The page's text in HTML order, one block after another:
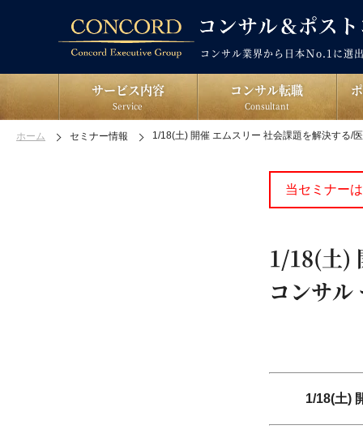
コンサル業界から日本Ｎo.1に選
サービス内容
Service
コンサル転職
Consultant
ホーム セミナー情報 1/18(土) 開催 エムスリー 社会課題を解決する/
当セミナー
1/18(土)
コンサル
1/18(土)